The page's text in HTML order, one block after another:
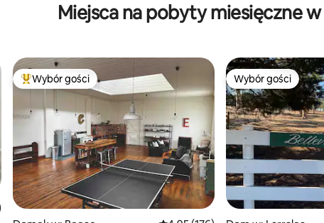
Miejsca na pobyty miesięczne
4,75 na 5, liczba recenzji: 60
Najpopularniejsze z kategorii Wybór gości
Wybór gości Wybór gości
Wybór gości